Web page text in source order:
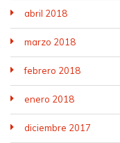
abril 2018
marzo 2018
febrero 2018
enero 2018
diciembre 2017